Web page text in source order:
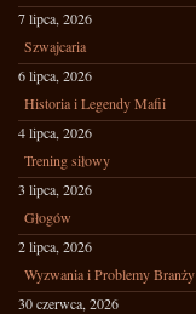
7 lipca, 2026
Szwajcaria
6 lipca, 2026
Historia i Legendy Mafii
4 lipca, 2026
Trening siłowy
3 lipca, 2026
Głogów
2 lipca, 2026
Wyzwania i Problemy Branży
30 czerwca, 2026